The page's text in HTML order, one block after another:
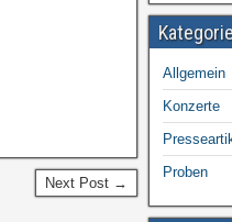
Next Post →
Allgemein
Konzerte
Proben